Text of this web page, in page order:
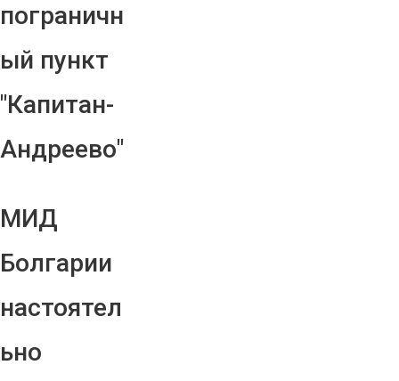
пограничн
ый пункт
"Капитан-
Андреево"
МИД
Болгарии
настоятел
ьно